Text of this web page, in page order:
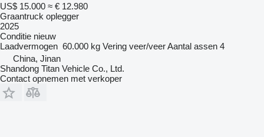
US$ 15.000 ≈ € 12.980
Graantruck oplegger
2025
Conditie nieuw
Laadvermogen 60.000 kg Vering veer/veerAantal assen 4
China, Jinan
Shandong Titan Vehicle Co., Ltd.
Contact opnemen met verkoper